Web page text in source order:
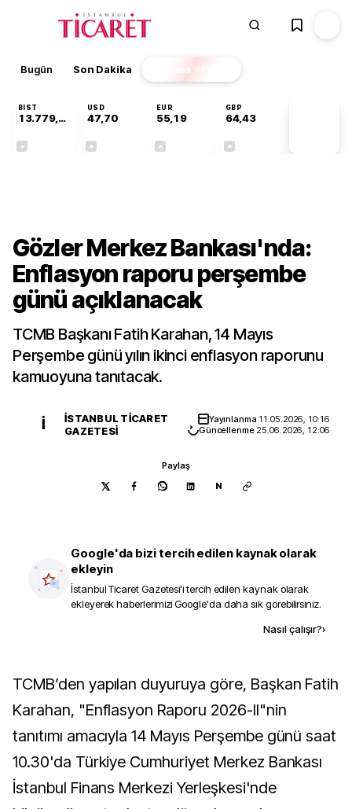
Bugün Son Dakika Finans EKSTRA
BIST
13.779,39
USD
47,70
EUR
55,19
GBP
64,43
Gözler Merkez Bankası'nda:
Enflasyon raporu perşembe
günü açıklanacak
TCMB Başkanı Fatih Karahan, 14 Mayıs
Perşembe günü yılın ikinci enflasyon raporunu
kamuoyuna tanıtacak.
İ
İSTANBUL TICARET
GAZETESI
Yayınlanma 11.05.2026, 10:16
Güncellenme 25.06.2026, 12:06
Paylaş
N
Google'da bizi tercih edilen kaynak olarak
ekleyin
İstanbul Ticaret Gazetesi'i tercih edilen kaynak olarak
ekleyerek haberlerimizi Google'da daha sık görebilirsiniz.
Nasıl çalışır?›
TCMB’den yapılan duyuruya göre, Başkan Fatih
Karahan, "Enflasyon Raporu 2026-II"nin
tanıtımı amacıyla 14 Mayıs Perşembe günü saat
10.30'da Türkiye Cumhuriyet Merkez Bankası
İstanbul Finans Merkezi Yerleşkesi'nde